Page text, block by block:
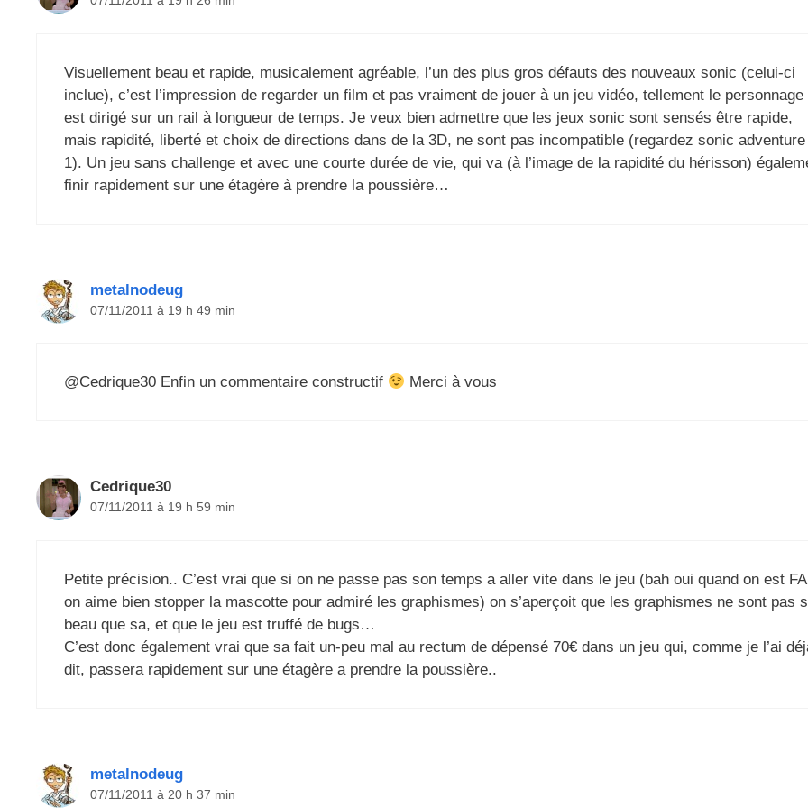
Visuellement beau et rapide, musicalement agréable, l’un des plus gros défauts des nouveaux sonic (celui-ci
inclue), c’est l’impression de regarder un film et pas vraiment de jouer à un jeu vidéo, tellement le personnage
est dirigé sur un rail à longueur de temps. Je veux bien admettre que les jeux sonic sont sensés être rapide,
mais rapidité, liberté et choix de directions dans de la 3D, ne sont pas incompatible (regardez sonic adventure
1). Un jeu sans challenge et avec une courte durée de vie, qui va (à l’image de la rapidité du hérisson)
finir rapidement sur une étagère à prendre la poussière…
metalnodeug
07/11/2011 à 19 h 49 min
@Cedrique30 Enfin un commentaire constructif Merci à vous
Cedrique30
07/11/2011 à 19 h 59 min
Petite précision.. C’est vrai que si on ne passe pas son temps a aller vite dans le jeu (bah oui quand on est
on aime bien stopper la mascotte pour admiré les graphismes) on s’aperçoit que les graphismes ne sont pas
beau que sa, et que le jeu est truffé de bugs…
C’est donc également vrai que sa fait un-peu mal au rectum de dépensé 70€ dans un jeu qui, comme je l’ai
dit, passera rapidement sur une étagère a prendre la poussière..
metalnodeug
07/11/2011 à 20 h 37 min